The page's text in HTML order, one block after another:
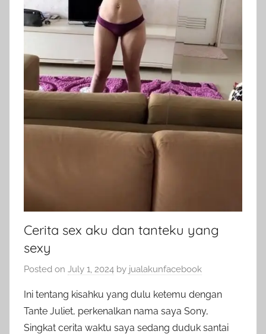
Cerita sex aku dan tanteku yang
sexy
Posted on July 1, 2024 by jualakunfacebook
Ini tentang kisahku yang dulu ketemu dengan
Tante Juliet, perkenalkan nama saya Sony,
Singkat cerita waktu saya sedang duduk santai